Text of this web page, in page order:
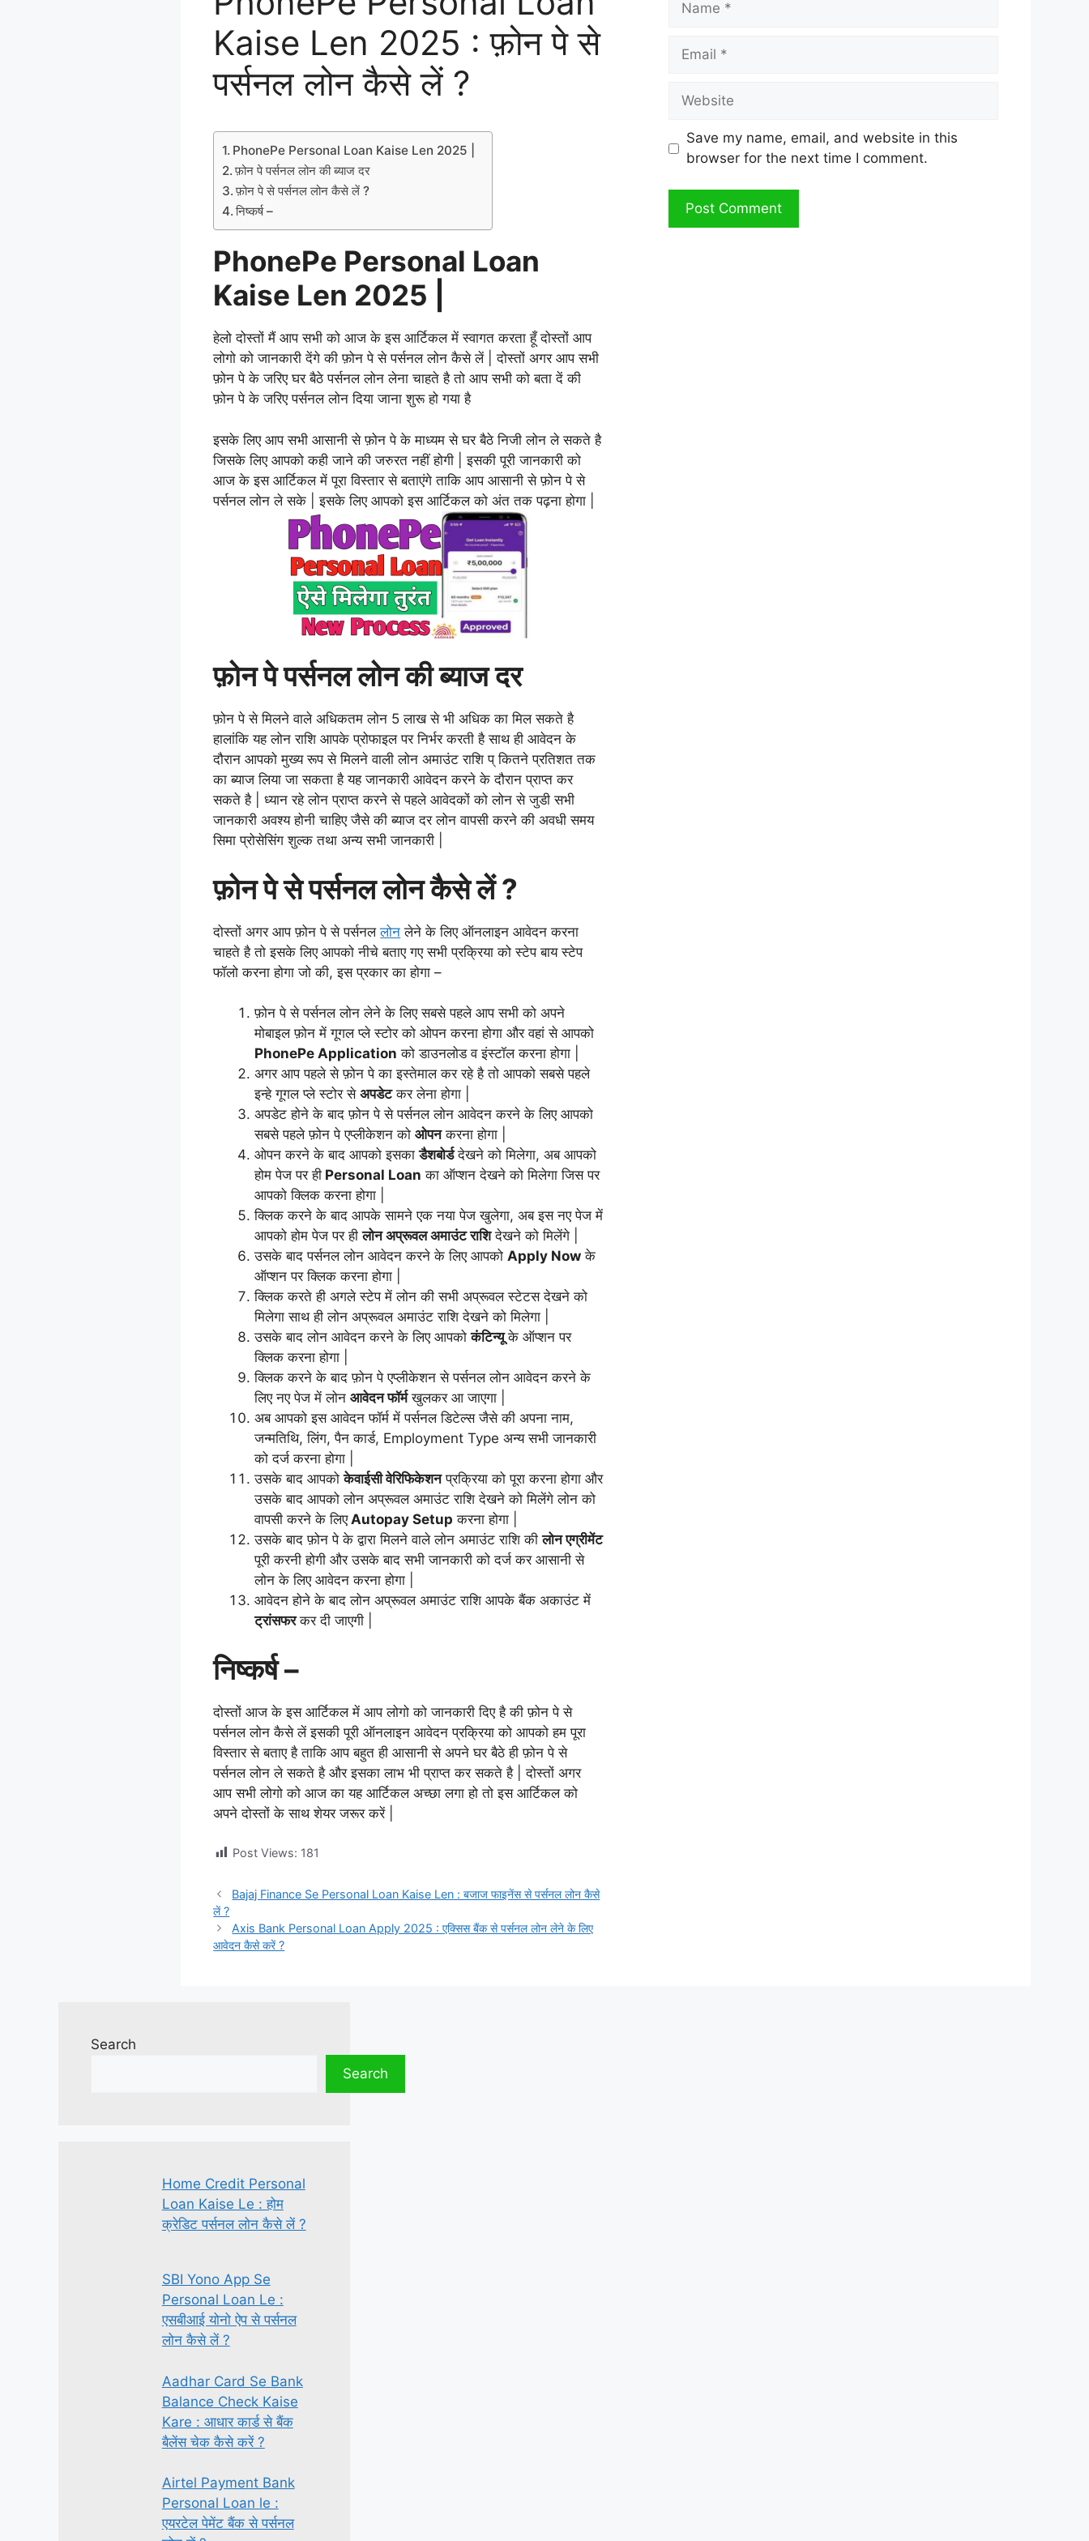
Kaise Len 2025 : फ़ोन पे से
पर्सनल लोन कैसे लें ?
PhonePe Personal Loan Kaise Len 2025 |
फ़ोन पे पर्सनल लोन की ब्याज दर
फ़ोन पे से पर्सनल लोन कैसे लें ?
निष्कर्ष –
PhonePe Personal Loan
Kaise Len 2025 |
हेलो दोस्तों मैं आप सभी को आज के इस आर्टिकल में स्वागत करता हूँ दोस्तों आप
लोगो को जानकारी देंगे की फ़ोन पे से पर्सनल लोन कैसे लें | दोस्तों अगर आप सभी
फ़ोन पे के जरिए घर बैठे पर्सनल लोन लेना चाहते है तो आप सभी को बता दें की
फ़ोन पे के जरिए पर्सनल लोन दिया जाना शुरू हो गया है
इसके लिए आप सभी आसानी से फ़ोन पे के माध्यम से घर बैठे निजी लोन ले सकते है
जिसके लिए आपको कही जाने की जरुरत नहीं होगी | इसकी पूरी जानकारी को
आज के इस आर्टिकल में पूरा विस्तार से बताएंगे ताकि आप आसानी से फ़ोन पे से
पर्सनल लोन ले सके | इसके लिए आपको इस आर्टिकल को अंत तक पढ़ना होगा |
फ़ोन पे पर्सनल लोन की ब्याज दर
फ़ोन पे से मिलने वाले अधिकतम लोन 5 लाख से भी अधिक का मिल सकते है
हालांकि यह लोन राशि आपके प्रोफाइल पर निर्भर करती है साथ ही आवेदन के
दौरान आपको मुख्य रूप से मिलने वाली लोन अमाउंट राशि प् कितने प्रतिशत तक
का ब्याज लिया जा सकता है यह जानकारी आवेदन करने के दौरान प्राप्त कर
सकते है | ध्यान रहे लोन प्राप्त करने से पहले आवेदकों को लोन से जुडी सभी
जानकारी अवश्य होनी चाहिए जैसे की ब्याज दर लोन वापसी करने की अवधी समय
सिमा प्रोसेसिंग शुल्क तथा अन्य सभी जानकारी |
फ़ोन पे से पर्सनल लोन कैसे लें ?
दोस्तों अगर आप फ़ोन पे से पर्सनललोन लेने के लिए ऑनलाइन आवेदन करना
चाहते है तो इसके लिए आपको नीचे बताए गए सभी प्रक्रिया को स्टेप बाय स्टेप
फॉलो करना होगा जो की, इस प्रकार का होगा –
फ़ोन पे से पर्सनल लोन लेने के लिए सबसे पहले आप सभी को अपने
मोबाइल फ़ोन में गूगल प्ले स्टोर को ओपन करना होगा और वहां से आपको
PhonePe Application को डाउनलोड व इंस्टॉल करना होगा |
अगर आप पहले से फ़ोन पे का इस्तेमाल कर रहे है तो आपको सबसे पहले
इन्हे गूगल प्ले स्टोर सेअपडेटकर लेना होगा |
अपडेट होने के बाद फ़ोन पे से पर्सनल लोन आवेदन करने के लिए आपको
सबसे पहले फ़ोन पे एप्लीकेशन कोओपनकरना होगा |
ओपन करने के बाद आपको इसकाडैशबोर्डदेखने को मिलेगा, अब आपको
होम पेज पर ही Personal Loan का ऑप्शन देखने को मिलेगा जिस पर
आपको क्लिक करना होगा |
क्लिक करने के बाद आपके सामने एक नया पेज खुलेगा, अब इस नए पेज में
आपको होम पेज पर हीलोन अप्रूवल अमाउंट राशिदेखने को मिलेंगे |
उसके बाद पर्सनल लोन आवेदन करने के लिए आपकोApply Now के
ऑप्शन पर क्लिक करना होगा |
क्लिक करते ही अगले स्टेप में लोन की सभी अप्रूवल स्टेटस देखने को
मिलेगा साथ ही लोन अप्रूवल अमाउंट राशि देखने को मिलेगा |
उसके बाद लोन आवेदन करने के लिए आपकोकंटिन्यूके ऑप्शन पर
क्लिक करना होगा |
क्लिक करने के बाद फ़ोन पे एप्लीकेशन से पर्सनल लोन आवेदन करने के
लिए नए पेज में लोनआवेदन फॉर्मखुलकर आ जाएगा |
अब आपको इस आवेदन फॉर्म में पर्सनल डिटेल्स जैसे की अपना नाम,
जन्मतिथि, लिंग, पैन कार्ड, Employment Type अन्य सभी जानकारी
को दर्ज करना होगा |
उसके बाद आपकोकेवाईसी वेरिफिकेशनप्रक्रिया को पूरा करना होगा और
उसके बाद आपको लोन अप्रूवल अमाउंट राशि देखने को मिलेंगे लोन को
वापसी करने के लिएAutopay Setup करना होगा |
उसके बाद फ़ोन पे के द्वारा मिलने वाले लोन अमाउंट राशि कीलोन एग्रीमेंट
पूरी करनी होगी और उसके बाद सभी जानकारी को दर्ज कर आसानी से
लोन के लिए आवेदन करना होगा |
आवेदन होने के बाद लोन अप्रूवल अमाउंट राशि आपके बैंक अकाउंट में
ट्रांसफरकर दी जाएगी |
निष्कर्ष –
दोस्तों आज के इस आर्टिकल में आप लोगो को जानकारी दिए है की फ़ोन पे से
पर्सनल लोन कैसे लें इसकी पूरी ऑनलाइन आवेदन प्रक्रिया को आपको हम पूरा
विस्तार से बताए है ताकि आप बहुत ही आसानी से अपने घर बैठे ही फ़ोन पे से
पर्सनल लोन ले सकते है और इसका लाभ भी प्राप्त कर सकते है | दोस्तों अगर
आप सभी लोगो को आज का यह आर्टिकल अच्छा लगा हो तो इस आर्टिकल को
अपने दोस्तों के साथ शेयर जरूर करें |
Post Views: 181
Bajaj Finance Se Personal Loan Kaise Len : बजाज फाइनेंस से पर्सनल लोन कैसे
लें ?
Axis Bank Personal Loan Apply 2025 : एक्सिस बैंक से पर्सनल लोन लेने के लिए
आवेदन कैसे करें ?
Email
Website
Save my name, email, and website in this
browser for the next time I comment.
Search
Search
Home Credit Personal
Loan Kaise Le : होम
क्रेडिट पर्सनल लोन कैसे लें ?
SBI Yono App Se
Personal Loan Le :
एसबीआई योनो ऐप से पर्सनल
लोन कैसे लें ?
Aadhar Card Se Bank
Balance Check Kaise
Kare : आधार कार्ड से बैंक
बैलेंस चेक कैसे करें ?
Airtel Payment Bank
Personal Loan le :
एयरटेल पेमेंट बैंक से पर्सनल